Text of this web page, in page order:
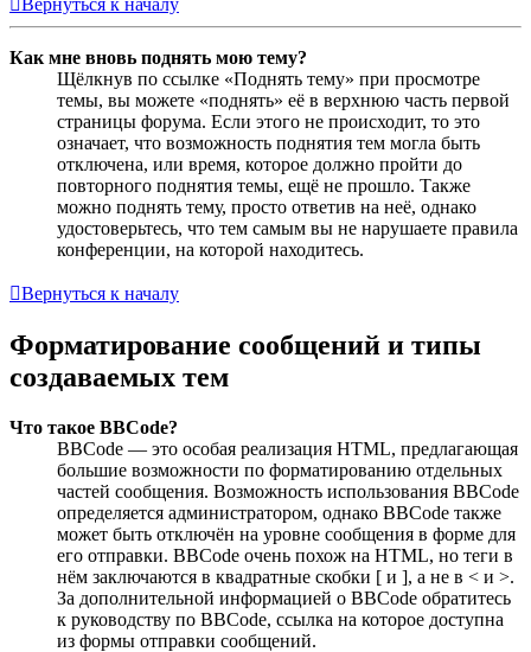
Вернуться к началу
Как мне вновь поднять мою тему?
Щёлкнув по ссылке «Поднять тему» при просмотре
темы, вы можете «поднять» её в верхнюю часть первой
страницы форума. Если этого не происходит, то это
означает, что возможность поднятия тем могла быть
отключена, или время, которое должно пройти до
повторного поднятия темы, ещё не прошло. Также
можно поднять тему, просто ответив на неё, однако
удостоверьтесь, что тем самым вы не нарушаете правила
конференции, на которой находитесь.
Вернуться к началу
Форматирование сообщений и типы
создаваемых тем
Что такое BBCode?
BBCode — это особая реализация HTML, предлагающая
большие возможности по форматированию отдельных
частей сообщения. Возможность использования BBCode
определяется администратором, однако BBCode также
может быть отключён на уровне сообщения в форме для
его отправки. BBCode очень похож на HTML, но теги в
нём заключаются в квадратные скобки [ и ], а не в < и >.
За дополнительной информацией о BBCode обратитесь
к руководству по BBCode, ссылка на которое доступна
из формы отправки сообщений.